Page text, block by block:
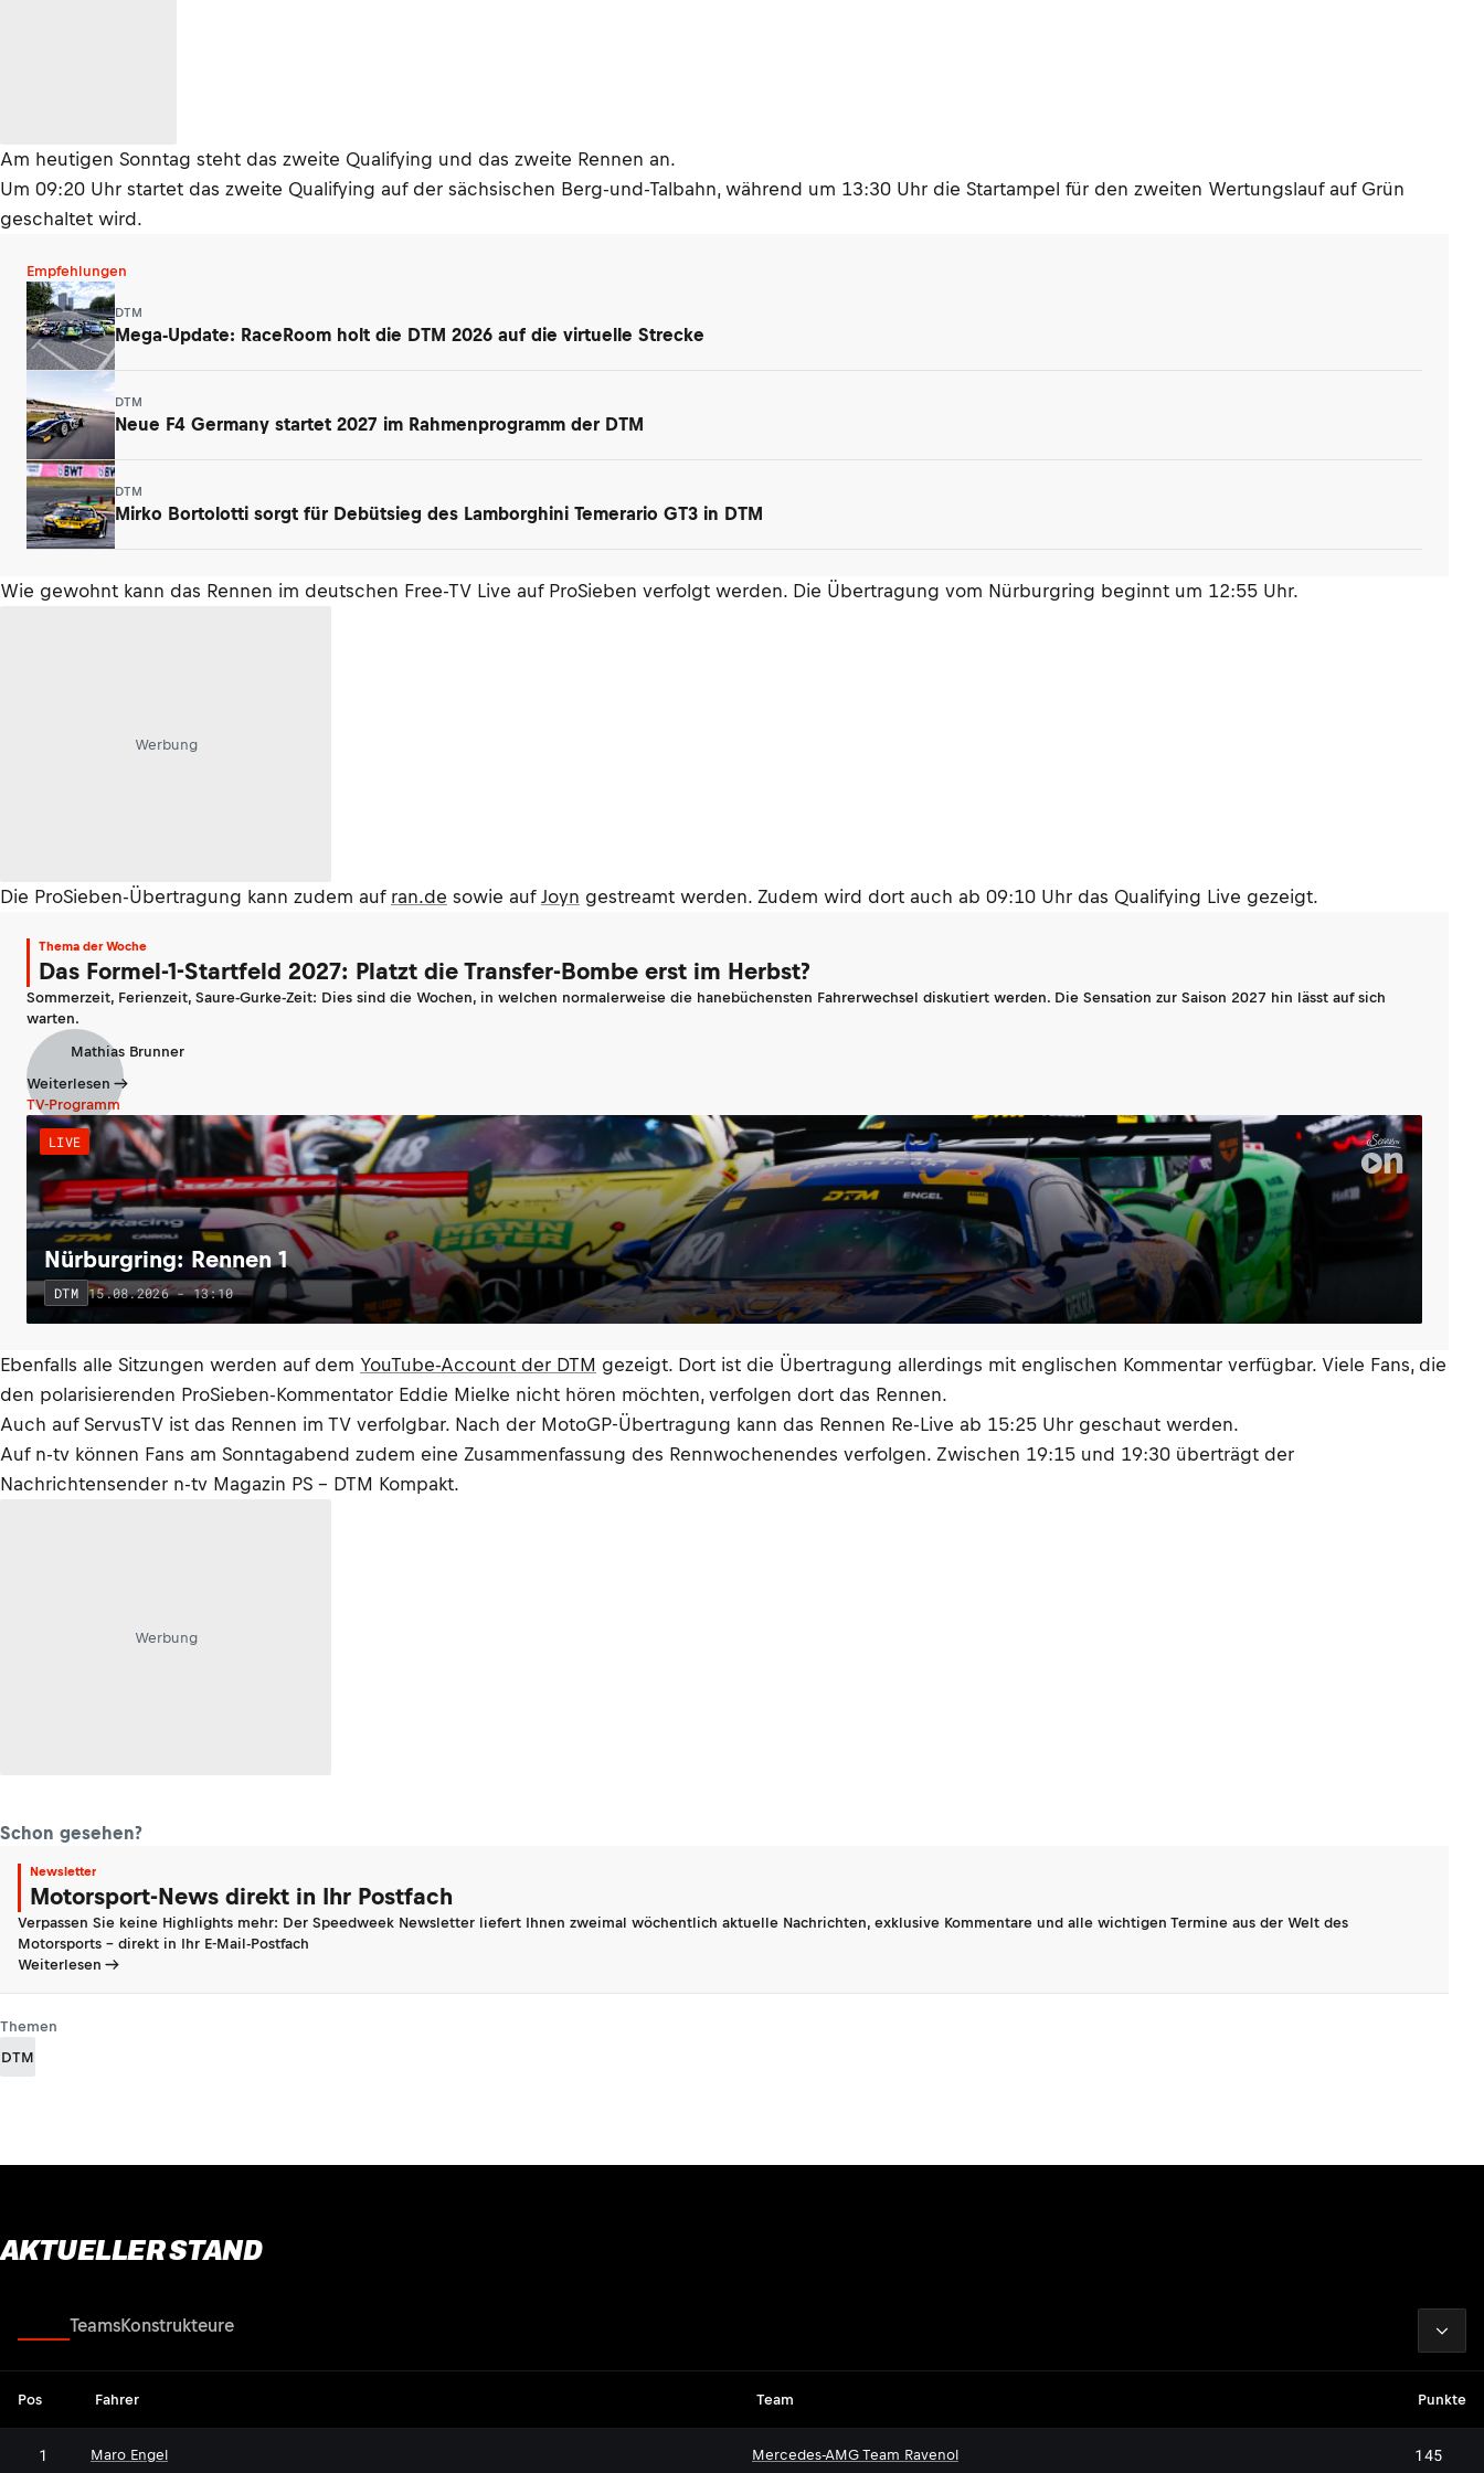
Am heutigen Sonntag steht das zweite Qualifying und das zweite Rennen an.
Um 09:20 Uhr startet das zweite Qualifying auf der sächsischen Berg-und-Talbahn, während um 13:30 Uhr die Startampel für den zweiten Wertungslauf auf Grün
geschaltet wird.
Empfehlungen
DTM
Mega-Update: RaceRoom holt die DTM 2026 auf die virtuelle Strecke
DTM
Neue F4 Germany startet 2027 im Rahmenprogramm der DTM
DTM
Mirko Bortolotti sorgt für Debütsieg des Lamborghini Temerario GT3 in DTM
Wie gewohnt kann das Rennen im deutschen Free-TV Live auf ProSieben verfolgt werden. Die Übertragung vom Nürburgring beginnt um 12:55 Uhr.
Werbung
Die ProSieben-Übertragung kann zudem auf ran.de sowie auf Joyn gestreamt werden. Zudem wird dort auch ab 09:10 Uhr das Qualifying Live gezeigt.
Thema der Woche
Das Formel-1-Startfeld 2027: Platzt die Transfer-Bombe erst im Herbst?
Sommerzeit, Ferienzeit, Saure-Gurke-Zeit: Dies sind die Wochen, in welchen normalerweise die hanebüchensten Fahrerwechsel diskutiert werden. Die Sensation zur Saison 2027 hin lässt auf sich
warten.
Mathias Brunner
Weiterlesen
TV-Programm
LIVE
Nürburgring: Rennen 1
DTM 15.08.2026 - 13:10
Ebenfalls alle Sitzungen werden auf dem YouTube-Account der DTM gezeigt. Dort ist die Übertragung allerdings mit englischen Kommentar verfügbar. Viele Fans, die
den polarisierenden ProSieben-Kommentator Eddie Mielke nicht hören möchten, verfolgen dort das Rennen.
Auch auf ServusTV ist das Rennen im TV verfolgbar. Nach der MotoGP-Übertragung kann das Rennen Re-Live ab 15:25 Uhr geschaut werden.
Auf n-tv können Fans am Sonntagabend zudem eine Zusammenfassung des Rennwochenendes verfolgen. Zwischen 19:15 und 19:30 überträgt der
Nachrichtensender n-tv Magazin PS - DTM Kompakt.
Werbung
Schon gesehen?
Newsletter
Motorsport-News direkt in Ihr Postfach
Verpassen Sie keine Highlights mehr: Der Speedweek Newsletter liefert Ihnen zweimal wöchentlich aktuelle Nachrichten, exklusive Kommentare und alle wichtigen Termine aus der Welt des
Motorsports - direkt in Ihr E-Mail-Postfach
Weiterlesen
Themen
DTM
AKTUELLER STAND
TeamsKonstrukteure
Pos Fahrer Team Punkte
1 Maro Engel Mercedes-AMG Team Ravenol 145